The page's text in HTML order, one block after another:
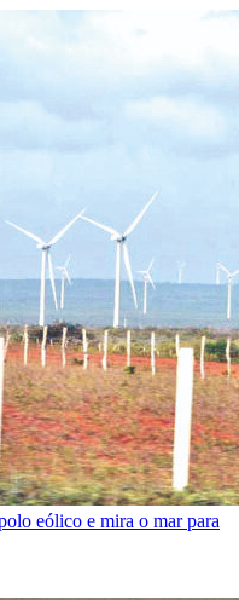
eólico e mira o mar para